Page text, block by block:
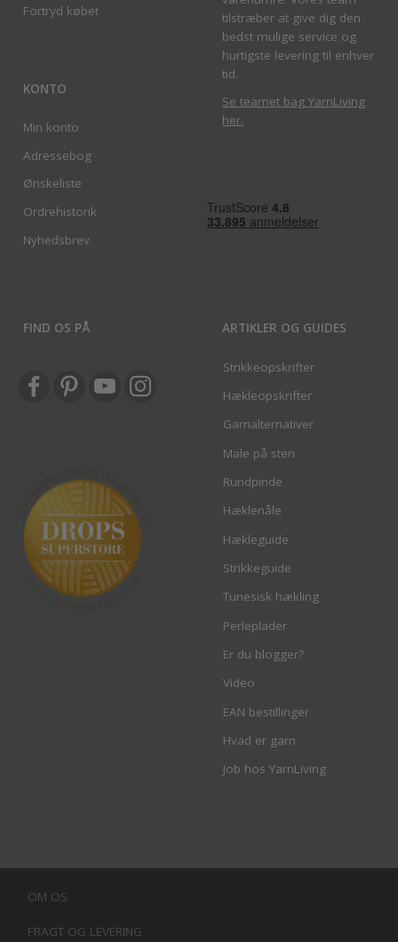
Fortryd købet
KONTO
Min konto
Adressebog
Ønskeliste
Ordrehistorik
Nyhedsbrev
tilstræber at give dig den
bedst mulige service og
hurtigste levering til enhver
tid.
Se teamet bag YarnLiving
her.
FIND OS PÅ ARTIKLER OG GUIDES
Strikkeopskrifter
Hækleopskrifter
Garnalternativer
Male på sten
Rundpinde
Hæklenåle
Hækleguide
Strikkeguide
Tunesisk hækling
Perleplader
Er du blogger?
Video
EAN bestillinger
Hvad er garn
Job hos YarnLiving
OM OS
FRAGT OG LEVERING